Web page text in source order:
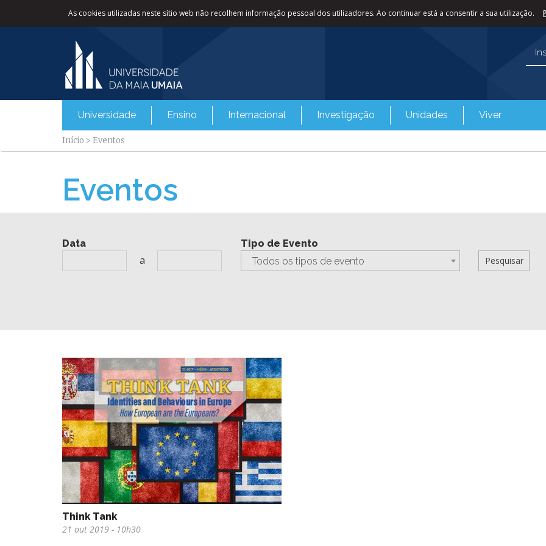
As cookies utilizadas neste sítio web não recolhem informação pessoal dos utilizadores. Ao continuar está a consentir a sua utilização.
Universidade Ensino Internacional Investigação Unidades Viver
Início > Eventos
Eventos
Data
a
Tipo de Evento
Todos os tipos de evento
Think Tank
21 out 2019 - 10h30